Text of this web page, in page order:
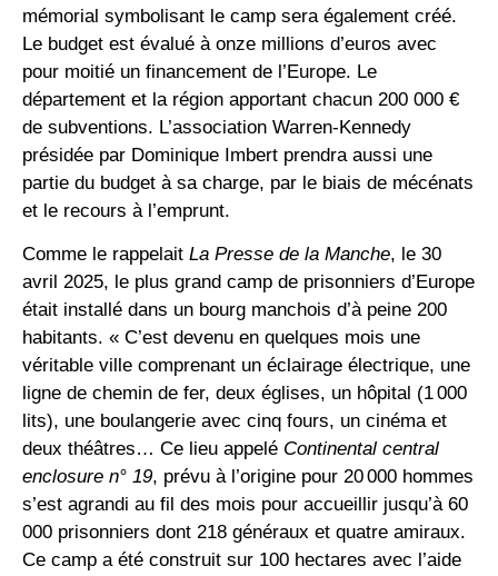
mémorial symbolisant le camp sera également créé.
Le budget est évalué à onze millions d’euros avec
pour moitié un financement de l’Europe. Le
département et la région apportant chacun 200 000 €
de subventions. L’association Warren-Kennedy
présidée par Dominique Imbert prendra aussi une
partie du budget à sa charge, par le biais de mécénats
et le recours à l’emprunt.
Comme le rappelait La Presse de la Manche, le 30
avril 2025, le plus grand camp de prisonniers d’Europe
était installé dans un bourg manchois d’à peine 200
habitants. « C’est devenu en quelques mois une
véritable ville comprenant un éclairage électrique, une
ligne de chemin de fer, deux églises, un hôpital (1 000
lits), une boulangerie avec cinq fours, un cinéma et
deux théâtres… Ce lieu appelé Continental central
enclosure n° 19, prévu à l’origine pour 20 000 hommes
s’est agrandi au fil des mois pour accueillir jusqu’à 60
000 prisonniers dont 218 généraux et quatre amiraux.
Ce camp a été construit sur 100 hectares avec l’aide